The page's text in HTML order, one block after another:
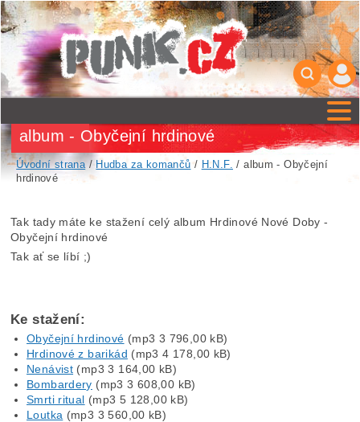
album - Obyčejní hrdinové
Úvodní strana/ Hudba za komančů / H.N.F. / album - Obyčejní
hrdinové
Tak tady máte ke stažení celý album Hrdinové Nové Doby -
Obyčejní hrdinové
Tak ať se líbí ;)
Ke stažení:
Obyčejní hrdinové (mp3 3 796,00 kB)
Hrdinové z barikád (mp3 4 178,00 kB)
Nenávist (mp3 3 164,00 kB)
Bombardery (mp3 3 608,00 kB)
Smrti ritual (mp3 5 128,00 kB)
Loutka (mp3 3 560,00 kB)